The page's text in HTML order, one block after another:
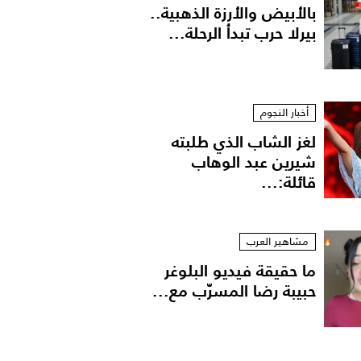
بالأبيض والأرزة الذهبية..
بيرلا حرب تبدأ الرحلة...
أخبار النجوم
لغز الشاب الذي طلبته
شيرين عبد الوهاب
قائلة:...
مشاهير العرب
ما حقيقة فيديو البلوغر
حبيبة رضا المسرّب مع...